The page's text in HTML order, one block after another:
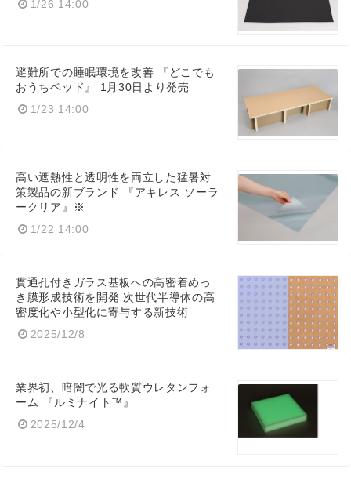
1/26 14:00
避難所での睡眠環境を改善 『どこでも
おうちベッド』 1月30日より発売
1/23 14:00
高い遮熱性と透明性を両立した猛暑対
策製品の新ブランド 『アキレス ソーラ
ークリア』※
1/22 14:00
貫通孔付きガラス基板への高密着めっ
き膜形成技術を開発 次世代半導体の高
密度化や小型化に寄与する新技術
2025/12/8
業界初、暗闇で光る軟質ウレタンフォ
ーム 『ルミナイト™』
2025/12/4